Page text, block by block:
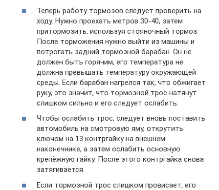
Теперь работу тормозов следует проверить на
ходу. Нужно проехать метров 30-40, затем
притормозить, используя стояночный тормоз.
После торможения нужно выйти из машины и
потрогать задний тормозной барабан. Он не
должен быть горячим, его температура не
должна превышать температуру окружающей
среды. Если барабан нагрелся так, что обжигает
руку, это значит, что тормозной трос натянут
слишком сильно и его следует ослабить.
Чтобы ослабить трос, следует вновь поставить
автомобиль на смотровую яму, открутить
ключом на 13 контргайку на внешнем
наконечнике, а затем ослабить основную
крепёжную гайку. После этого контргайка снова
затягивается.
Если тормозной трос слишком провисает, его